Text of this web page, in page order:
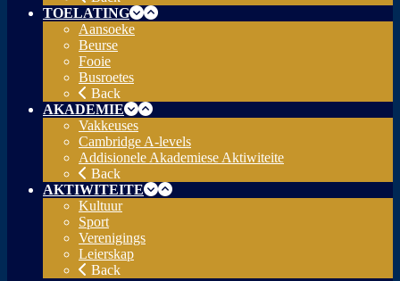
TOELATING
Aansoeke
Beurse
Fooie
Busroetes
Back
AKADEMIE
Vakkeuses
Cambridge A-levels
Addisionele Akademiese Aktiwiteite
Back
AKTIWITEITE
Kultuur
Sport
Verenigings
Leierskap
Back